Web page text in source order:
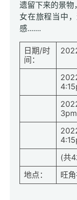
遗留下来的景物
女在旅程当中
感.......
日期/时
间：
3pm
(共
地点：
旺